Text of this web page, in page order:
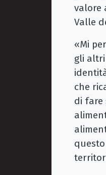
valore
Valle
«Mi
gli
che
di fare